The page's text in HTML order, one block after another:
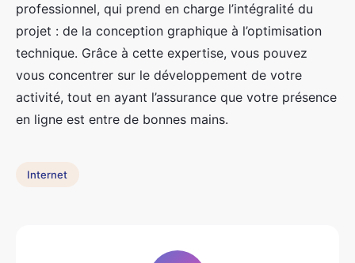
professionnel, qui prend en charge l’intégralité du
projet : de la conception graphique à l’optimisation
technique. Grâce à cette expertise, vous pouvez
vous concentrer sur le développement de votre
activité, tout en ayant l’assurance que votre présence
en ligne est entre de bonnes mains.
Internet